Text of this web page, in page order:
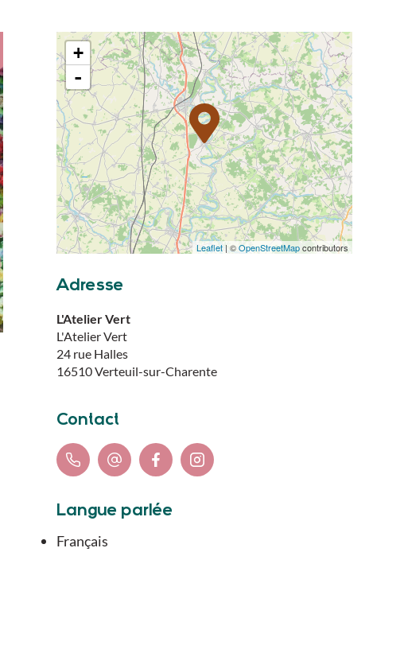
+
-
Leaflet| ©OpenStreetMapcontributors
Adresse
L'Atelier Vert
L'Atelier Vert
24 rue Halles
16510Verteuil-sur-Charente
Contact
Langue parlée
Français